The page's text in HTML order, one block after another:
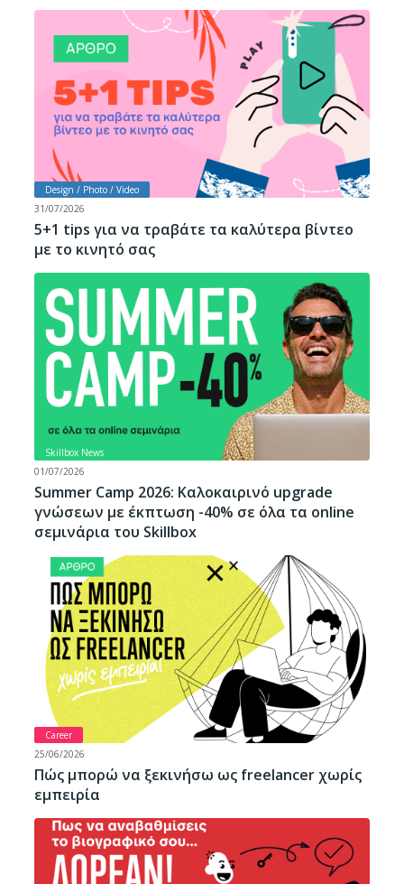
Design / Photo / Video
31/07/2026
5+1 tips για να τραβάτε τα καλύτερα βίντεο
με το κινητό σας
Skillbox News
01/07/2026
Summer Camp 2026: Καλοκαιρινό upgrade
γνώσεων με έκπτωση -40% σε όλα τα online
σεμινάρια του Skillbox
Career
25/06/2026
Πώς μπορώ να ξεκινήσω ως freelancer χωρίς
εμπειρία